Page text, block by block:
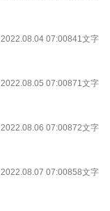
2022.08.04 07:00841文字
2022.08.05 07:00871文字
2022.08.06 07:00872文字
2022.08.07 07:00858文字